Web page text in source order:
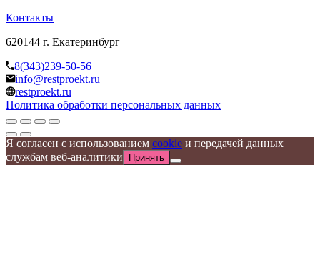
Контакты
620144 г. Екатеринбург
8(343)239-50-56
info@restproekt.ru
restproekt.ru
Политика обработки персональных данных
Я согласен с использованием cookie и передачей данных
службам веб-аналитики
Принять